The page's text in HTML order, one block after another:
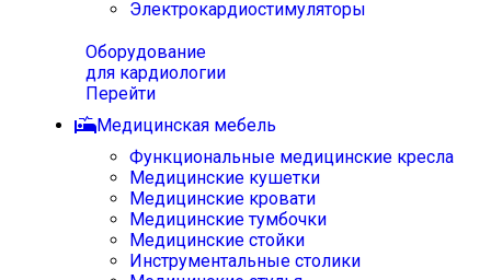
Электрокардиостимуляторы
Оборудование
для кардиологии
Перейти
Медицинская мебель
Функциональные медицинские кресла
Медицинские кушетки
Медицинские кровати
Медицинские тумбочки
Медицинские стойки
Инструментальные столики